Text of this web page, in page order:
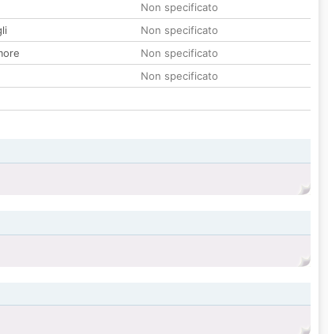
Non specificato
Non specificato
Non specificato
Non specificato